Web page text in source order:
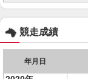
競走成績
年月日